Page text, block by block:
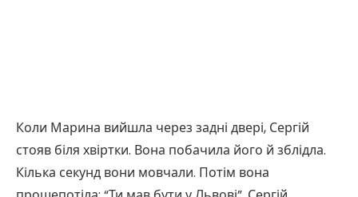
Коли Марина вийшла через задні двері, Сергій
стояв біля хвіртки. Вона побачила його й зблідла.
Кілька секунд вони мовчали. Потім вона